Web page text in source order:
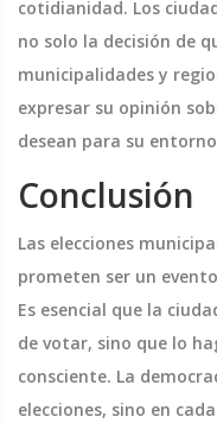
cotidianidad. Los
no solo la decisión de
municipalidades y
expresar su opinión
desean para su
Conclusión
Las elecciones
prometen ser un
Es esencial que la
de votar, sino que lo
consciente. La
elecciones, sino en